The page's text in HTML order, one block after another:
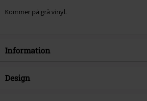
Kommer på grå vinyl.
Information
Artikelnr.
Design